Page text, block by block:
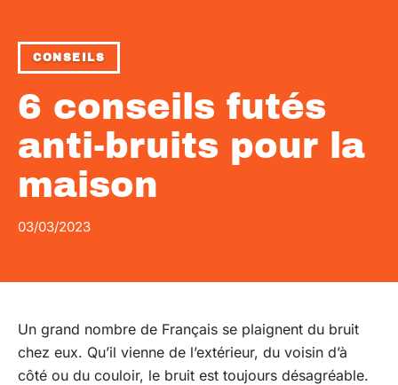
CONSEILS
6 conseils futés
anti-bruits pour la
maison
03/03/2023
Un grand nombre de Français se plaignent du bruit
chez eux. Qu’il vienne de l’extérieur, du voisin d’à
côté ou du couloir, le bruit est toujours désagréable.